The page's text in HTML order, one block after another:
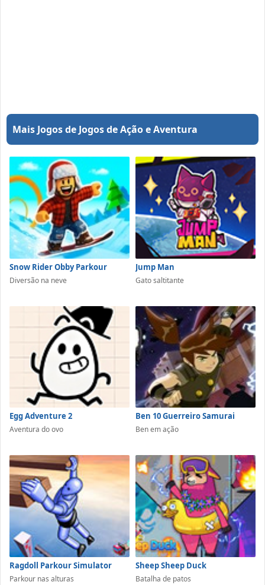
Mais Jogos de Jogos de Ação e Aventura
Snow Rider Obby Parkour
Diversão na neve
Jump Man
Gato saltitante
Egg Adventure 2
Aventura do ovo
Ben 10 Guerreiro Samurai
Ben em ação
Ragdoll Parkour Simulator
Parkour nas alturas
Sheep Sheep Duck
Batalha de patos